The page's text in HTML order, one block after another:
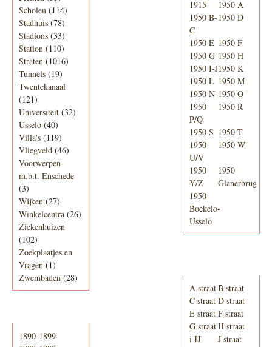
Scholen (114)
Stadhuis (78)
Stadions (33)
Station (110)
Straten (1016)
Tunnels (19)
Twentekanaal
(121)
Universiteit (32)
Usselo (40)
Villa's (119)
Vliegveld (46)
Voorwerpen
m.b.t. Enschede
(3)
Wijken (27)
Winkelcentra (26)
Ziekenhuizen
(102)
Zoekplaatjes en
Vragen (1)
Zwembaden (28)
1890-1899
1915
1950 A
1950 B-
C
1950 D
1950 E 1950 F
1950 G 1950 H
1950 I-J1950 K
1950 L 1950 M
1950 N 1950 O
1950
P/Q
1950 R
1950 S 1950 T
1950
U/V
1950 W
1950
Y/Z
1950
Glanerbrug
1950
Boekelo-
Usselo
A straatB straat
C straat D straat
E straat F straat
G straatH straat
i IJ
J straat